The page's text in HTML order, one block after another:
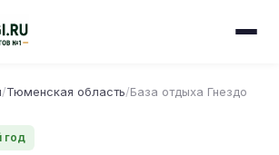
/Тюменская область/База отдыха Гнездо
год